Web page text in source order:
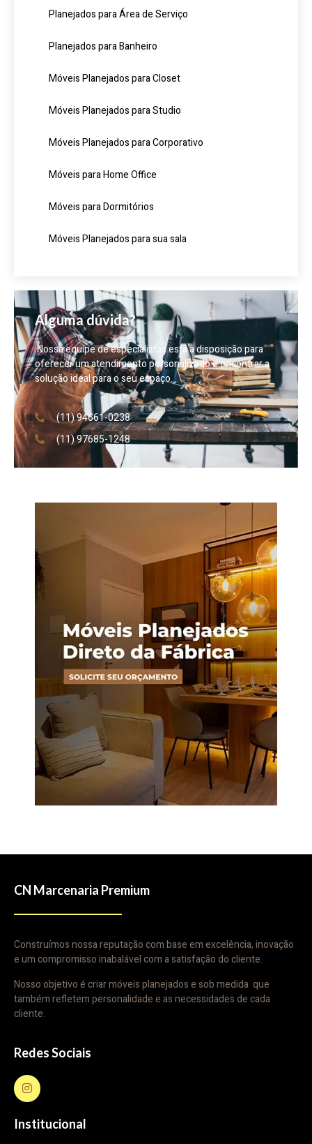
Planejados para Área de Serviço
Planejados para Banheiro
Móveis Planejados para Closet
Móveis Planejados para Studio
Móveis Planejados para Corporativo
Móveis para Home Office
Móveis para Dormitórios
Móveis Planejados para sua sala
Alguma dúvida?
Nossa equipe de especialistas está à disposição para
oferecer um atendimento personalizado e encontrar a
solução ideal para o seu espaço.
(11) 94661-0238
(11) 97685-1248
CN Marcenaria Premium
Construímos nossa reputação com base em excelência, inovação
e um compromisso inabalável com a satisfação do cliente.
Nosso objetivo é criar móveis planejados e sob medida que
também refletem personalidade e as necessidades de cada
cliente.
Redes Sociais
Institucional